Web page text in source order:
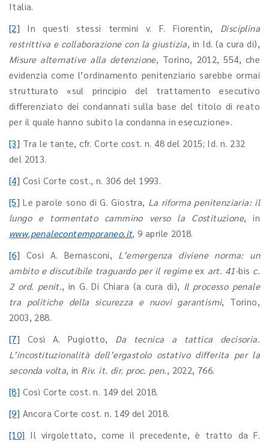
Italia.
[2] In questi stessi termini v. F. Fiorentin, Disciplina
restrittiva e collaborazione con la giustizia, in Id. (a cura di),
Misure alternative alla detenzione, Torino, 2012, 554, che
evidenzia come l’ordinamento penitenziario sarebbe ormai
strutturato «sul principio del trattamento esecutivo
differenziato dei condannati sulla base del titolo di reato
per il quale hanno subito la condanna in esecuzione».
[3] Tra le tante, cfr. Corte cost. n. 48 del 2015; Id. n. 232
del 2013.
[4] Così Corte cost., n. 306 del 1993.
[5] Le parole sono di G. Giostra, La riforma penitenziaria: il
lungo e tormentato cammino verso la Costituzione, in
www.penalecontemporaneo.it, 9 aprile 2018.
[6] Così A. Bernasconi, L’emergenza diviene norma: un
ambito e discutibile traguardo per il regime ex art. 41-bis c.
2 ord. penit., in G. Di Chiara (a cura di), Il processo penale
tra politiche della sicurezza e nuovi garantismi, Torino,
2003, 288.
[7] Così A. Pugiotto, Da tecnica a tattica decisoria.
L’incostituzionalità dell’ergastolo ostativo differita per la
seconda volta, in Riv. it. dir. proc. pen., 2022, 766.
[8] Così Corte cost. n. 149 del 2018.
[9] Ancora Corte cost. n. 149 del 2018.
[10] Il virgolettato, come il precedente, è tratto da F.